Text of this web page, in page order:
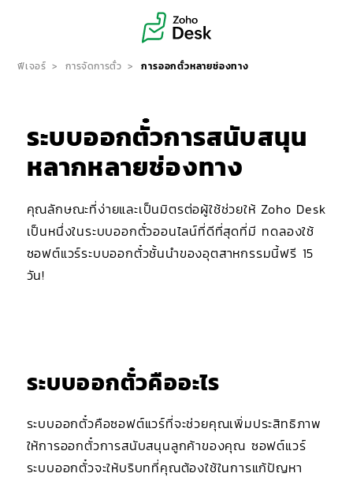
ฟีเจอร์ การจัดการตั๋ว การออกตั๋วหลายช่องทาง
ระบบออกตั๋วการสนับสนุน
หลากหลายช่องทาง
คุณลักษณะที่ง่ายและเป็นมิตรต่อผู้ใช้ช่วยให้ Zoho Desk
เป็นหนึ่งในระบบออกตั๋วออนไลน์ที่ดีที่สุดที่มี ทดลองใช้
ซอฟต์แวร์ระบบออกตั๋วชั้นนำของอุตสาหกรรมนี้ฟรี 15
วัน!
ระบบออกตั๋วคืออะไร
ระบบออกตั๋วคือซอฟต์แวร์ที่จะช่วยคุณเพิ่มประสิทธิภาพ
ให้การออกตั๋วการสนับสนุนลูกค้าของคุณ ซอฟต์แวร์
ระบบออกตั๋วจะให้บริบทที่คุณต้องใช้ในการแก้ปัญหา